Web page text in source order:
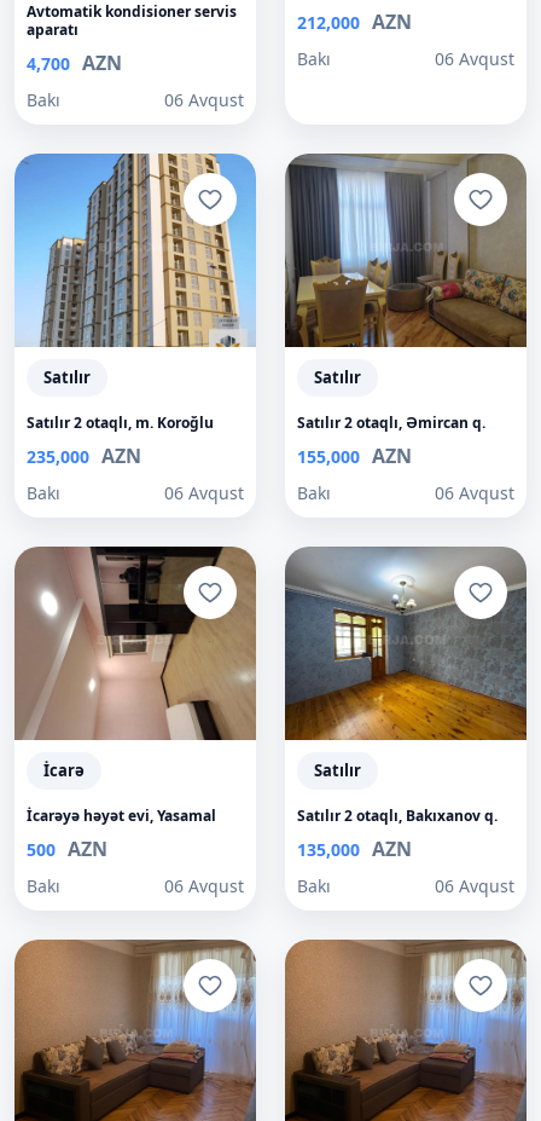
Avtomatik kondisioner servis
aparatı
4,700 AZN
Bakı 06 Avqust
212,000 AZN
Bakı 06 Avqust
Satılır
Satılır 2 otaqlı, m. Koroğlu
235,000 AZN
Bakı 06 Avqust
Satılır
Satılır 2 otaqlı, Əmircan q.
155,000 AZN
Bakı 06 Avqust
İcarə
İcarəyə həyət evi, Yasamal
500 AZN
Bakı 06 Avqust
Satılır
Satılır 2 otaqlı, Bakıxanov q.
135,000 AZN
Bakı 06 Avqust